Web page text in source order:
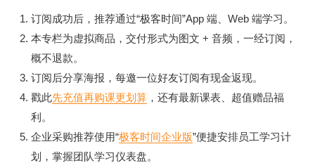
订阅成功后，推荐通过“极客时间”App 端、Web 端学习。
本专栏为虚拟商品，交付形式为图文 + 音频，一经订阅，
概不退款。
订阅后分享海报，每邀一位好友订阅有现金返现。
戳此先充值再购课更划算 ，还有最新课表、超值赠品福
利。
企业采购推荐使用“极客时间企业版”便捷安排员工学习计
划，掌握团队学习仪表盘。